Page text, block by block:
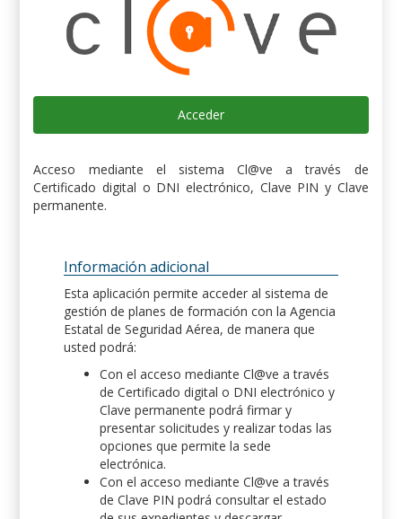
Acceder
Acceso mediante el sistema Cl@ve a través de
Certificado digital o DNI electrónico, Clave PIN y Clave
permanente.
Información adicional
Esta aplicación permite acceder al sistema de
gestión de planes de formación con la Agencia
Estatal de Seguridad Aérea, de manera que
usted podrá:
Con el acceso mediante Cl@ve a través
de Certificado digital o DNI electrónico y
Clave permanente podrá firmar y
presentar solicitudes y realizar todas las
opciones que permite la sede
electrónica.
Con el acceso mediante Cl@ve a través
de Clave PIN podrá consultar el estado